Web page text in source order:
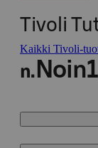
Tivoli
Kaikki Tivoli-
n. Noin